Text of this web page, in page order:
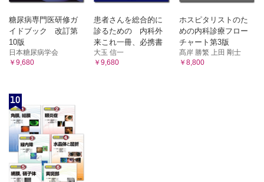
糖尿病専門医研修ガ
イドブック 改訂第
10版
日本糖尿病学会
￥9,680
患者さんを総合的に
診るための 内科外
来これ一冊、必携書
大玉 信一
￥9,680
ホスピタリストのた
めの内科診療フロー
チャート第3版
髙岸 勝繁 上田 剛士
￥8,800
10